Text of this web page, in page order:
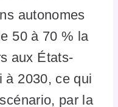
autonomes
50 à 70 % la
aux États-
à 2030, ce qui
par la